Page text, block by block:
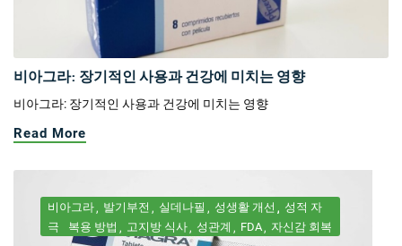
비아그라: 장기적인 사용과 건강에 미치는 영향
비아그라: 장기적인 사용과 건강에 미치는 영향
Read More
비아그라 발기부전 실데나필 성생활 개선
성적 자
극
복용 방법 고지방 식사 성관계 FDA 자신감 회복